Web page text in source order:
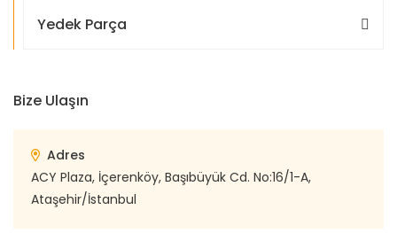
Yedek Parça
Bize Ulaşın
Adres
ACY Plaza, İçerenköy, Başıbüyük Cd. No:16/1-A,
Ataşehir/İstanbul